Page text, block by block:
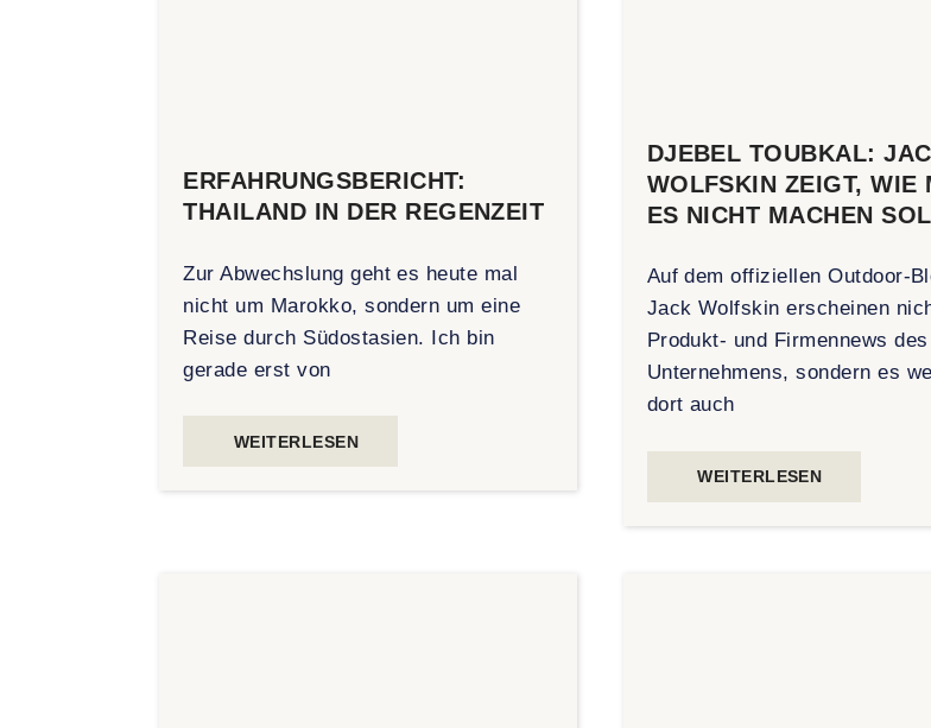
ERFAHRUNGSBERICHT:
THAILAND IN DER REGENZEIT
Zur Abwechslung geht es heute mal
nicht um Marokko, sondern um eine
Reise durch Südostasien. Ich bin
gerade erst von
WEITERLESEN
DJEBEL TOUBKAL:
WOLFSKIN ZEIGT, WIE
ES NICHT MACHEN
Auf dem offiziellen Outdoor-
Jack Wolfskin erscheinen
Produkt- und Firmennews des
Unternehmens, sondern es
dort auch
WEITERLESEN